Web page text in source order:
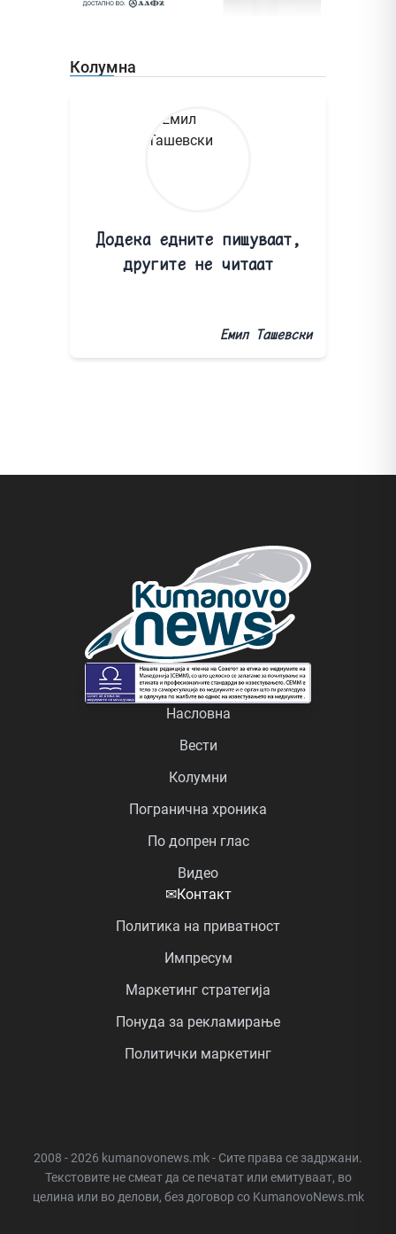
Колумна
Додека едните пишуваат,
другите не читаат
Емил Ташевски
Насловна
Вести
Колумни
Погранична хроника
По допрен глас
Видео
✉Контакт
Политика на приватност
Импресум
Маркетинг стратегија
Понуда за рекламирање
Политички маркетинг
2008 - 2026 kumanovonews.mk - Сите права се задржани.
Текстовите не смеат да се печатат или емитуваат, во
целина или во делови, без договор со KumanovoNews.mk